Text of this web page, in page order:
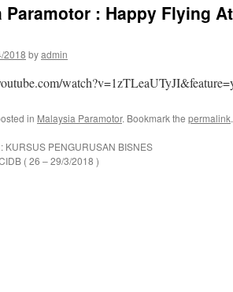
Paramotor : Happy Flying
2018 byadmin
in Malaysia Paramotor. Bookmark the permalink.
KURSUS PENGURUSAN BISNES
( 26 – 29/3/2018 )